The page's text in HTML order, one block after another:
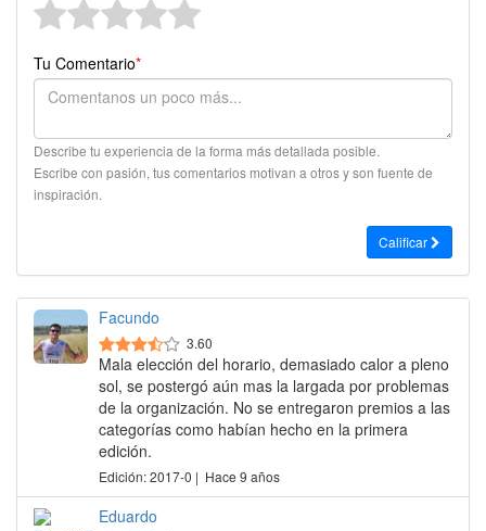
Tu Comentario*
Describe tu experiencia de la forma más detallada posible.
Escribe con pasión, tus comentarios motivan a otros y son fuente de
inspiración.
Calificar
Facundo
3.60
Mala elección del horario, demasiado calor a pleno
sol, se postergó aún mas la largada por problemas
de la organización. No se entregaron premios a las
categorías como habían hecho en la primera
edición.
Edición: 2017-0 | Hace 9 años
Eduardo